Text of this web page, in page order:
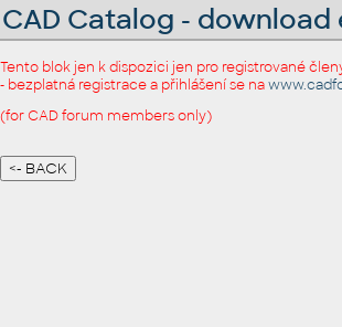
CAD Catalog - download
Tento blok jen k dispozici jen pro registrované
- bezplatná registrace a přihlášení se na
(for CAD forum members only)